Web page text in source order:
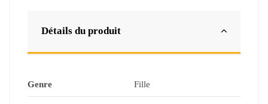
Détails du produit
Genre Fille